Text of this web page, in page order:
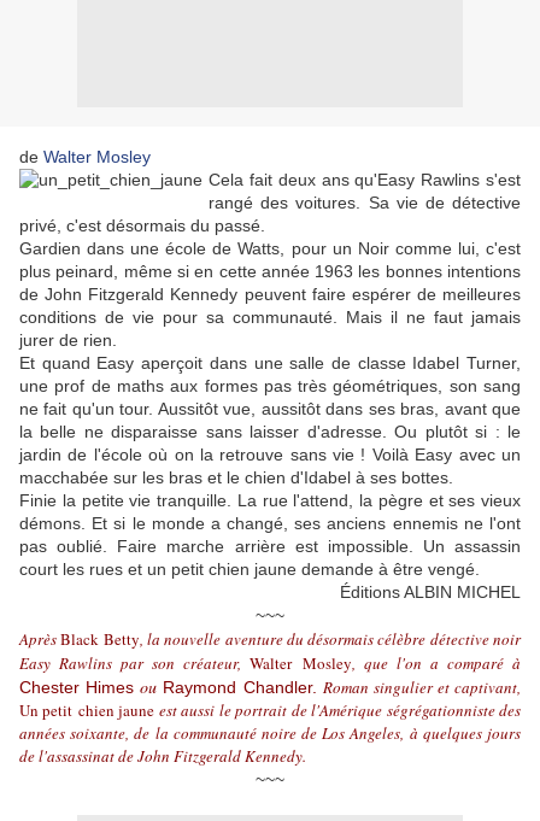
de Walter Mosley
Cela fait deux ans qu'Easy Rawlins s'est
rangé des voitures. Sa vie de détective
privé, c'est désormais du passé.
Gardien dans une école de Watts, pour un Noir comme lui, c'est
plus peinard, même si en cette année 1963 les bonnes intentions
de John Fitzgerald Kennedy peuvent faire espérer de meilleures
conditions de vie pour sa communauté. Mais il ne faut jamais
jurer de rien.
Et quand Easy aperçoit dans une salle de classe Idabel Turner,
une prof de maths aux formes pas très géométriques, son sang
ne fait qu'un tour. Aussitôt vue, aussitôt dans ses bras, avant que
la belle ne disparaisse sans laisser d'adresse. Ou plutôt si : le
jardin de l'école où on la retrouve sans vie ! Voilà Easy avec un
macchabée sur les bras et le chien d'Idabel à ses bottes.
Finie la petite vie tranquille. La rue l'attend, la pègre et ses vieux
démons. Et si le monde a changé, ses anciens ennemis ne l'ont
pas oublié. Faire marche arrière est impossible. Un assassin
court les rues et un petit chien jaune demande à être vengé.
Éditions ALBIN MICHEL
~~~
AprèsBlack Betty, la nouvelle aventure du désormais célèbre détective noir
Easy Rawlins par son créateur,Walter Mosley, que l'on a comparé à
Chester Himes ou Raymond Chandler. Roman singulier et captivant,
Un petit chien jaune est aussi le portrait de l'Amérique ségrégationniste des
années soixante, de la communauté noire de Los Angeles, à quelques jours
de l'assassinat de John Fitzgerald Kennedy.
~~~